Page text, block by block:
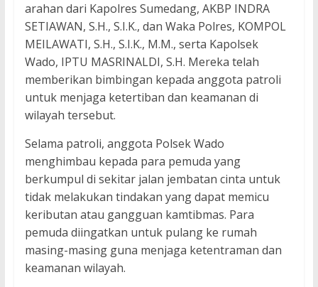
arahan dari Kapolres Sumedang, AKBP INDRA
SETIAWAN, S.H., S.I.K., dan Waka Polres, KOMPOL
MEILAWATI, S.H., S.I.K., M.M., serta Kapolsek
Wado, IPTU MASRINALDI, S.H. Mereka telah
memberikan bimbingan kepada anggota patroli
untuk menjaga ketertiban dan keamanan di
wilayah tersebut.
Selama patroli, anggota Polsek Wado
menghimbau kepada para pemuda yang
berkumpul di sekitar jalan jembatan cinta untuk
tidak melakukan tindakan yang dapat memicu
keributan atau gangguan kamtibmas. Para
pemuda diingatkan untuk pulang ke rumah
masing-masing guna menjaga ketentraman dan
keamanan wilayah.